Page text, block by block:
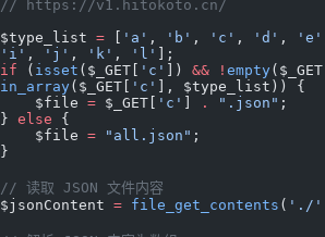
// https://v1.hitokoto.cn/
$type_list = 'a' , 'b' , 'c' , 'd' , 'e'
'i' , 'j' , 'k' , 'l'
];
if ( isset ($_GET[ 'c' ]) && ! empty($_GET[
in_array($_GET[ 'c'
], $type_list)) {
    $file
= $_GET[ 'c' . ".json" ;
} else {
    $file
= "all.json" ;
}
// 读取 JSON 文件内容
$jsonContent = file_get_contents ( './'